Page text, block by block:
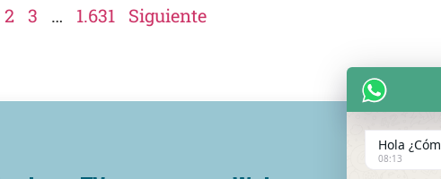
2 3 … 1.631 Siguiente
Hola
08:13